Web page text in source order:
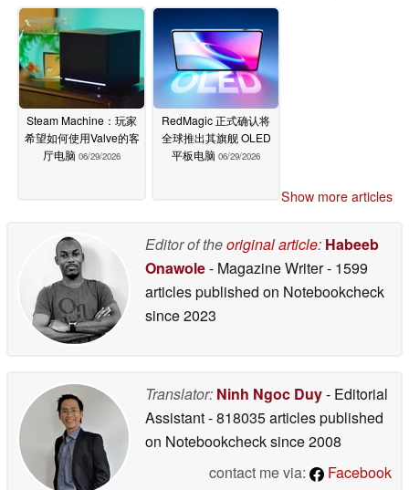
Steam Machine：玩家
希望如何使用Valve的客
厅电脑 06/29/2026
RedMagic 正式确认将
全球推出其旗舰 OLED
平板电脑 06/29/2026
Show more articles
Editor of theoriginal article: Habeeb
Onawole- Magazine Writer- 1599
articles published on Notebookcheck
since 2023
Translator: Ninh Ngoc Duy- Editorial
Assistant- 818035 articles published
on Notebookchecksince 2008
contact me via:
Facebook